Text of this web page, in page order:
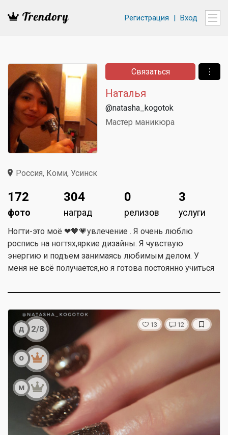
Регистрация | Вход
Мастер маникюра
@natasha_kogotok
Наталья
Связаться ⋮
Россия, Коми, Усинск
172
фото
304
наград
0
релизов
3
услуги
Ногти-это моё ❤🧡💗увлечение . Я очень люблю
роспись на ногтях,яркие дизайны. Я чувствую
энергию и подъем занимаясь любимым делом. У
меня не всё получается,но я готова постоянно учиться
д 2/8
о
м
13 12